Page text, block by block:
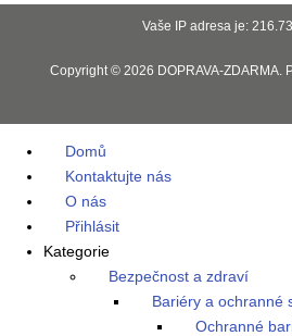
Vaše IP adresa je:
Copyright © 2026 DOPRAVA-ZDARMA .
Domů
Kontaktujte nás
O nás
Přihlásit
Kategorie
Bezpečnost a zdraví
Bariéry a ochranné
Ochranné